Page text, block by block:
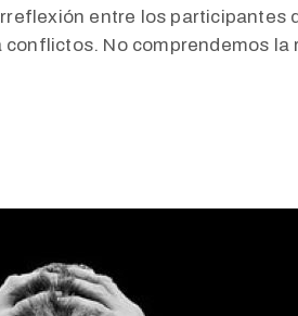
entre los participantes
No comprendemos